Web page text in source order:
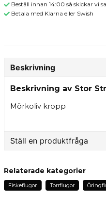
Beställ innan 14:00 så skickar vi
Betala med Klarna eller Swish
Beskrivning
Beskrivning av Stor
Mörkoliv kropp
Ställ en produktfråga
Fråga oss något om
Relaterade kategorier
Fiskeflugor Torrflugor